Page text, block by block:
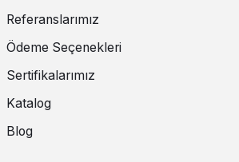
Referanslarımız
Ödeme Seçenekleri
Sertifikalarımız
Katalog
Blog